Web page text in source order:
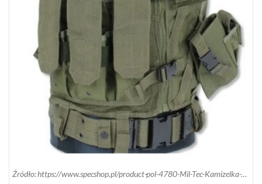
Źródło: https://www.specshop.pl/product-pol-4780-Mil-Tec-Kamizelka-Taktyczna-USMC-Zielony-OD-10720001.html